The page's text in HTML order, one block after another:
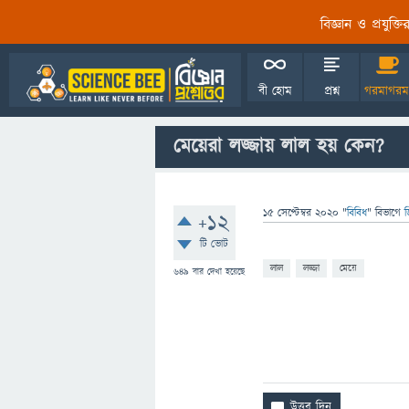
বিজ্ঞান ও
বী হোম প্রশ্ন
মেয়েরা লজ্জায় লাল হয় কেন?
+12
টি ভোট
649 বার দেখা হয়েছে
15 সেপ্টেম্বর 2020 "বিবিধ" বিভাগে
লাল লজ্জা মেয়ে